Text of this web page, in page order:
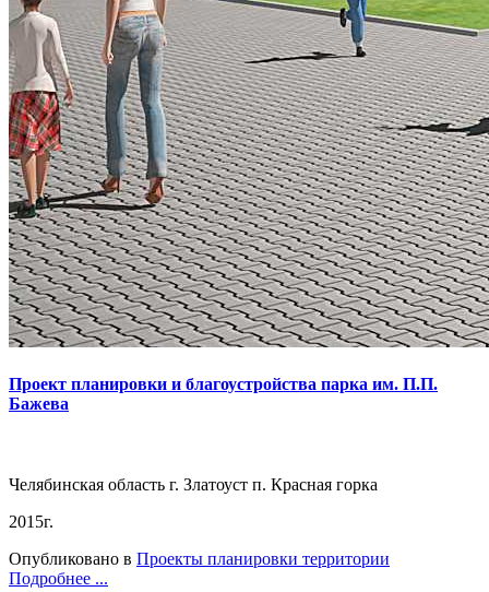
Проект планировки и благоустройства парка им. П.П.
Бажева
Челябинская область г. Златоуст п. Красная горка
2015г.
Опубликовано в Проекты планировки территории
Подробнее ...